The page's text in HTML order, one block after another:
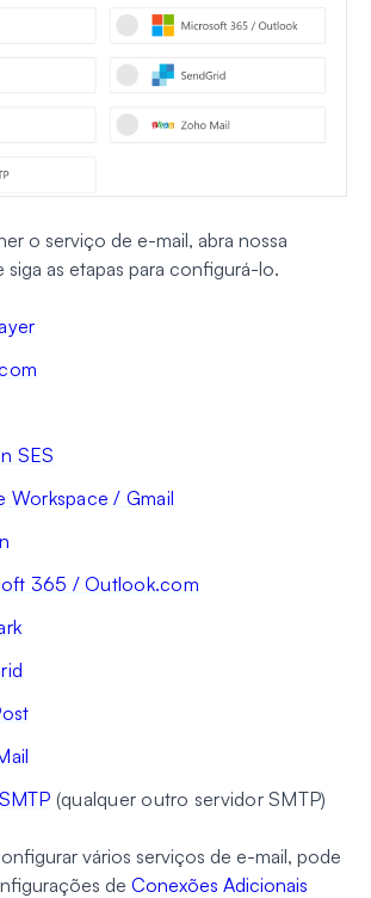
o serviço de e-mail, abra nossa
as etapas para configurá-lo.
SES
Workspace / Gmail
365 / Outlook.com
(qualquer outro servidor SMTP)
vários serviços de e-mail, pode
de Conexões Adicionais